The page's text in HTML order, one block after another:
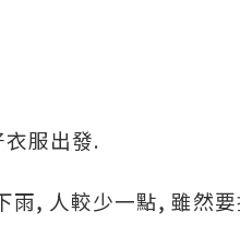
服出發.
, 人較少一點, 雖然